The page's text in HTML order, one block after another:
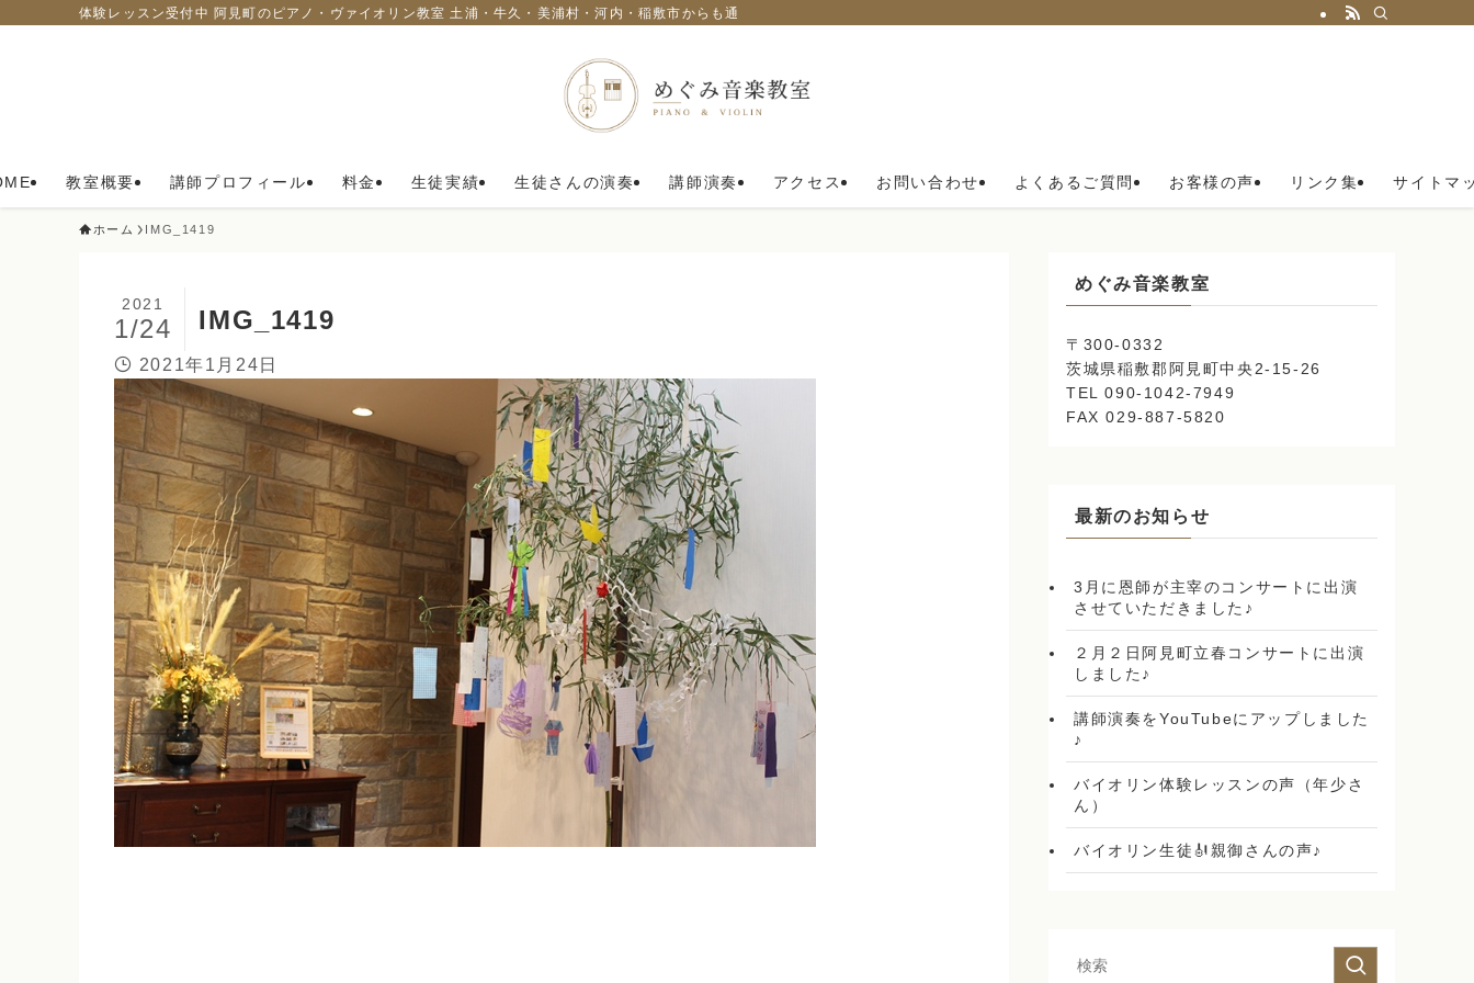
体験レッスン受付中 阿見町のピアノ・ヴァイオリン教室 土浦・牛久・美浦村・河内・稲敷市からも通われています。
教室概要 講師プロフィール 料金 生徒実績 生徒さんの演奏 講師演奏 アクセス お問い合わせ よくあるご質問 お客様の声 リンク集 サイトマ
ホーム IMG_1419
IMG_1419
2021
1/24
2021年1月24日
めぐみ音楽教室
〒300-0332
茨城県稲敷郡阿見町中央2-15-26
TEL 090-1042-7949
FAX 029-887-5820
最新のお知らせ
3月に恩師が主宰のコンサートに出演
させていただきました♪
２月２日阿見町立春コンサートに出演
しました♪
講師演奏をYouTubeにアップしました
♪
バイオリン体験レッスンの声（年少さ
ん）
バイオリン生徒🎻親御さんの声♪